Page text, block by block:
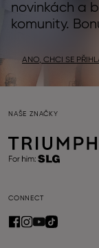
novinkách a
komunity.
ANO, CHCI SE
NAŠE ZNAČKY
CONNECT